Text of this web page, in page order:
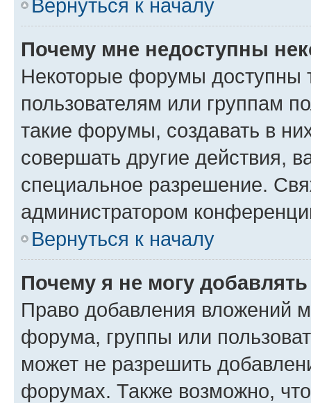
Вернуться к началу
Почему мне недоступны
Некоторые форумы доступны
пользователям или группам
такие форумы, создавать в
совершать другие действия,
специальное разрешение.
администратором
Вернуться к началу
Почему я не могу
Право добавления вложений
форума, группы или
может не разрешить
форумах. Также возможно,